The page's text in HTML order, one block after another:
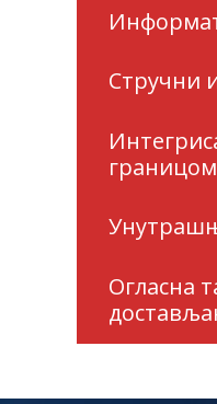
Стручни
границом
Огласна